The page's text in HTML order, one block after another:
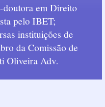
em Direito
pelo IBET;
instituições de
da Comissão de
Oliveira Adv.